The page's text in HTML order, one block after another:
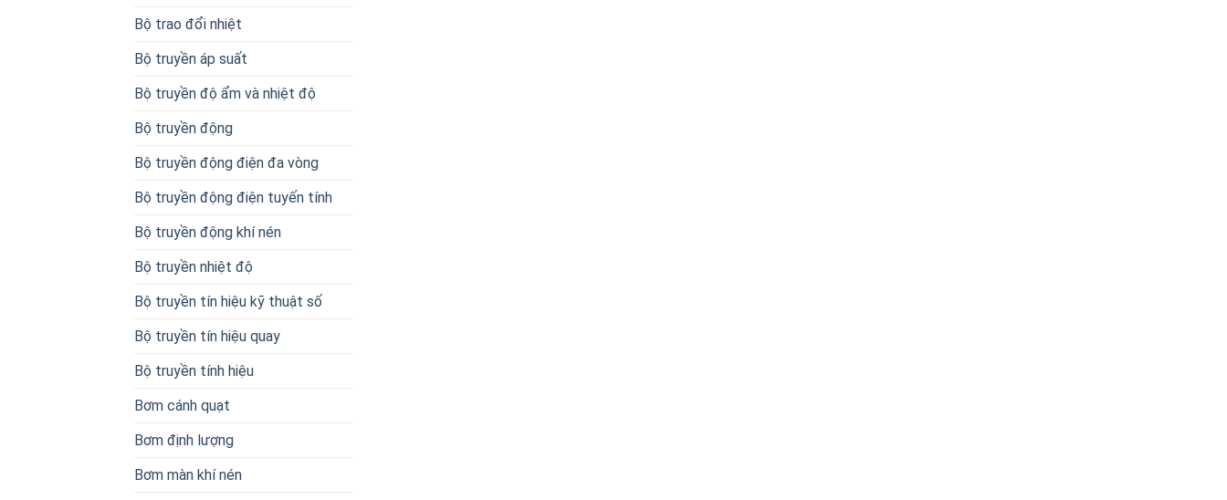
Bộ trao đổi nhiệt
Bộ truyền áp suất
Bộ truyền độ ẩm và nhiệt độ
Bộ truyền động
Bộ truyền động điện đa vòng
Bộ truyền động điện tuyến tính
Bộ truyền động khí nén
Bộ truyền nhiệt độ
Bộ truyền tín hiệu kỹ thuật số
Bộ truyền tín hiệu quay
Bộ truyền tính hiệu
Bơm cánh quạt
Bơm định lượng
Bơm màn khí nén